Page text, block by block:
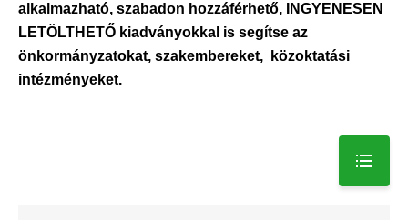
alkalmazható, szabadon hozzáférhető, INGYENESEN
LETÖLTHETŐ kiadványokkal is segítse az
önkormányzatokat, szakembereket, közoktatási
intézményeket.